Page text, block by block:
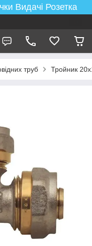
Видачі Розетка
труб Тройник